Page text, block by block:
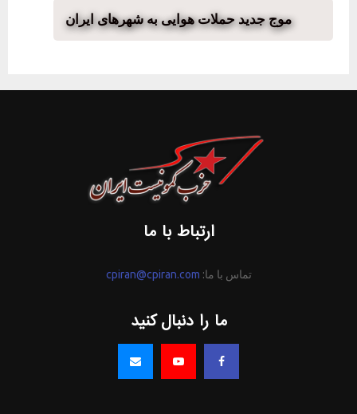
موج جدید حملات هوایی به شهرهای ایران
ارتباط با ما
تماس با ما: cpiran@cpiran.com
ما را دنبال کنید